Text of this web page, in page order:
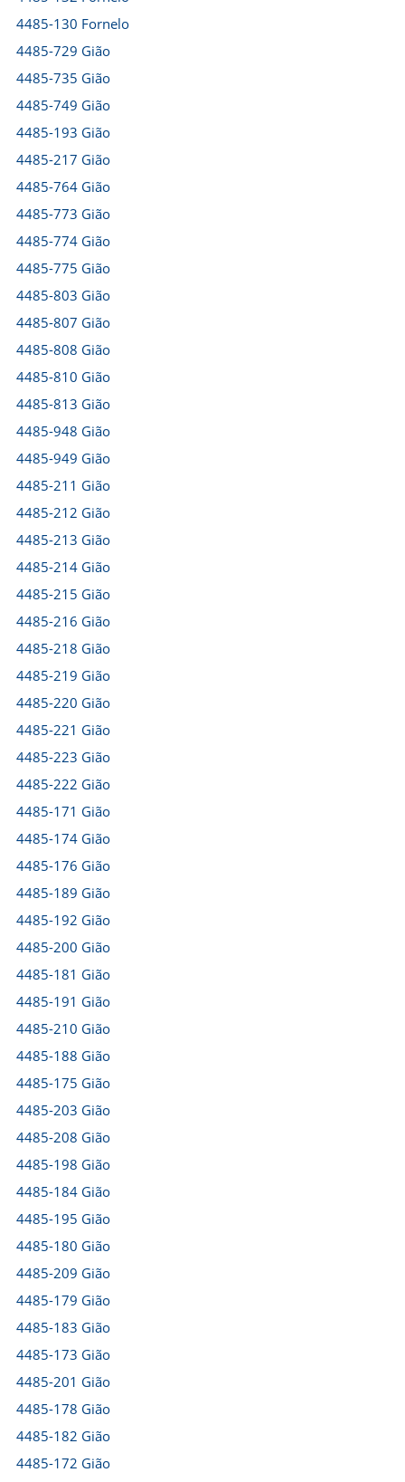
4485-130 Fornelo
4485-729 Gião
4485-735 Gião
4485-749 Gião
4485-193 Gião
4485-217 Gião
4485-764 Gião
4485-773 Gião
4485-774 Gião
4485-775 Gião
4485-803 Gião
4485-807 Gião
4485-808 Gião
4485-810 Gião
4485-813 Gião
4485-948 Gião
4485-949 Gião
4485-211 Gião
4485-212 Gião
4485-213 Gião
4485-214 Gião
4485-215 Gião
4485-216 Gião
4485-218 Gião
4485-219 Gião
4485-220 Gião
4485-221 Gião
4485-223 Gião
4485-222 Gião
4485-171 Gião
4485-174 Gião
4485-176 Gião
4485-189 Gião
4485-192 Gião
4485-200 Gião
4485-181 Gião
4485-191 Gião
4485-210 Gião
4485-188 Gião
4485-175 Gião
4485-203 Gião
4485-208 Gião
4485-198 Gião
4485-184 Gião
4485-195 Gião
4485-180 Gião
4485-209 Gião
4485-179 Gião
4485-183 Gião
4485-173 Gião
4485-201 Gião
4485-178 Gião
4485-182 Gião
4485-172 Gião